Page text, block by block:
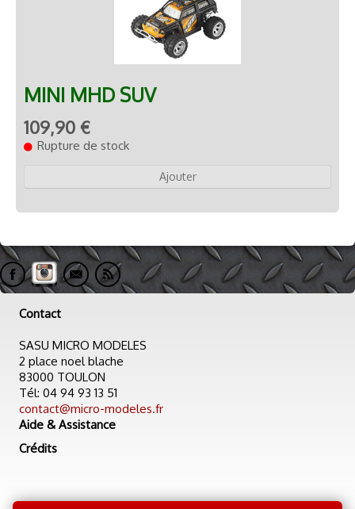
MINI MHD SUV
109,90 €
Rupture de stock
Ajouter
Contact
SASU MICRO MODELES
2 place noel blache
83000 TOULON
Tél: 04 94 93 13 51
contact@micro-modeles.fr
Aide & Assistance
Crédits